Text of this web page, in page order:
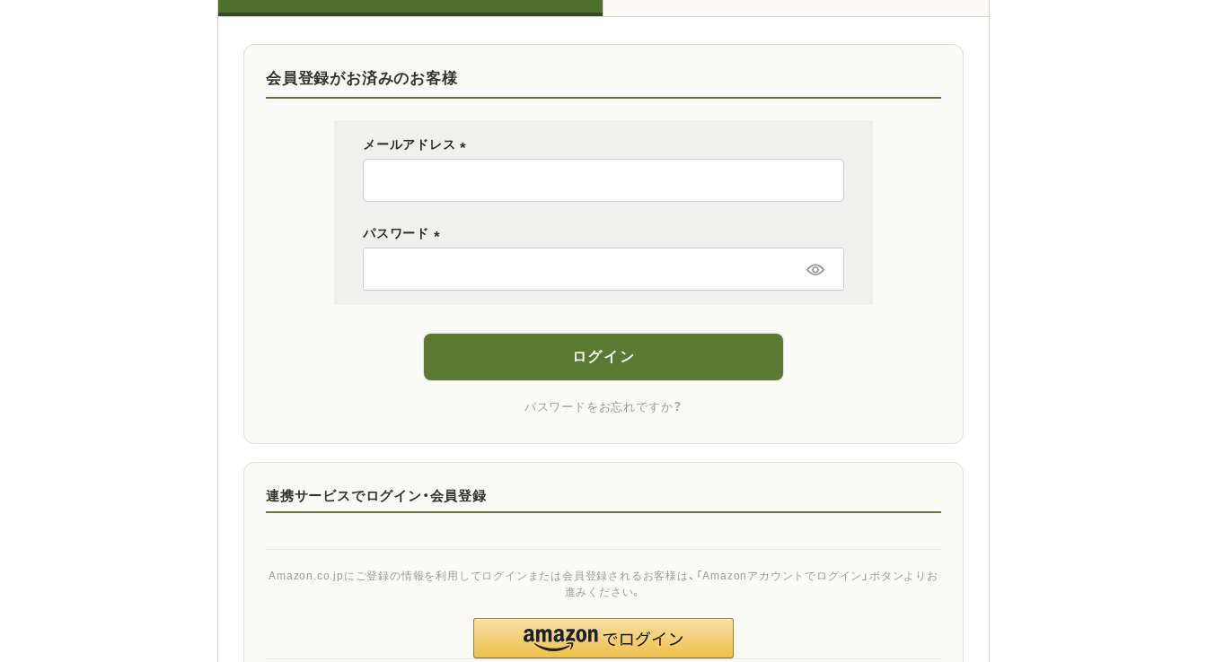
会員登録がお済みのお客様
メールアドレス
パスワード
ログイン
パスワードをお忘れですか？
連携サービスでログイン・会員登録
Amazon.co.jpにご登録の情報を利用してログインまたは会員登録されるお客様は、「Amazonアカウントでログイン」ボタンよりお
進みください。